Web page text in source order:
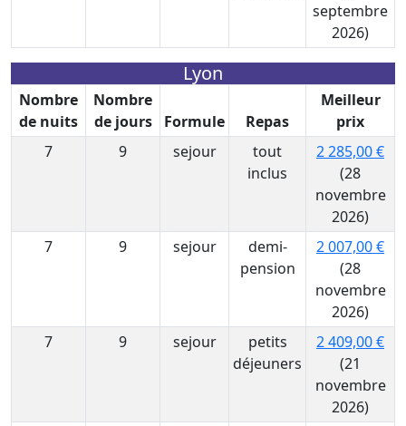
septembre
2026)
Lyon
Nombre
de nuits
Nombre
de jours
Formule Repas
Meilleur
prix
7
9 sejour
tout
inclus
2 285,00 €
(28
novembre
2026)
7
9 sejour
demi-
pension
2 007,00 €
(28
novembre
2026)
7
9 sejour
petits
déjeuners
2 409,00 €
(21
novembre
2026)